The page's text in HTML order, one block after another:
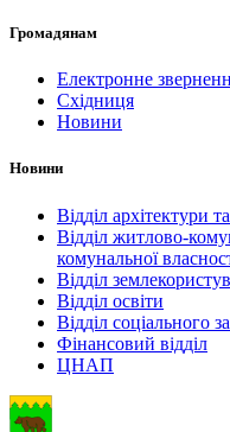
Громадянам
Електронне
Східниця
Новини
Новини
Відділ архітектури
Відділ житлово-
комунальної
Відділ
Відділ освіти
Відділ соціального
Фінансовий відділ
ЦНАП